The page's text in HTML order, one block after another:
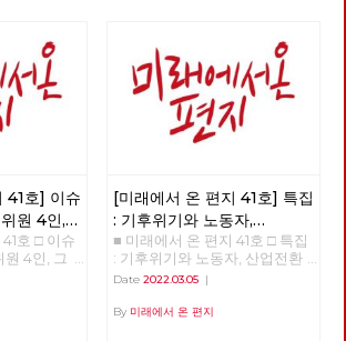
요인 □
가로, 운동
: 그건 내
가 차별없
화 : 이미
반복 - 나
41호] 이슈
원 4인,
호 □ 이슈
원 4인, 그
업로드
[미래에서 온 편지 41호] 특집
: 기후위기와 노동자,
산업전환을 넘어
체제전환으로
■ 미래에서 온 편지 41호 □ 특집
: 기후위기와 노동자, 산업전환
을 넘어 체제전환으로 >>>>>>
Date 2022.03.05|
By 미래에서 온 편지